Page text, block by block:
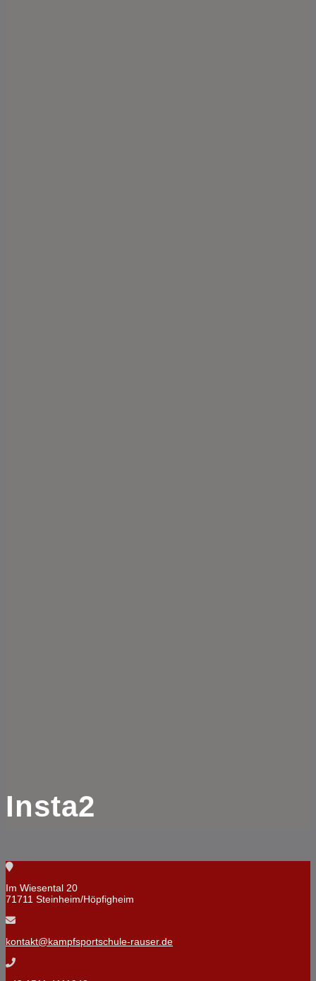
Insta2
Im Wiesental 20
71711 Steinheim/Höpfigheim
kontakt@kampfsportschule-rauser.de